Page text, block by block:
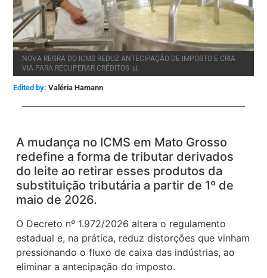
NOVA REGRA DO ICMS REDUZ ANTECIPAÇÃO DE IMPOSTO E CRIA
VIA PARA RECUPERAR CRÉDITOS 📊
Edited by: Valéria Hamann
A mudança no ICMS em Mato Grosso
redefine a forma de tributar derivados
do leite ao retirar esses produtos da
substituição tributária a partir de 1º de
maio de 2026.
O Decreto nº 1.972/2026 altera o regulamento
estadual e, na prática, reduz distorções que vinham
pressionando o fluxo de caixa das indústrias, ao
eliminar a antecipação do imposto.